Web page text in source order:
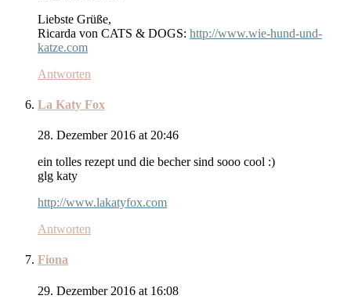
Liebste Grüße,
Ricarda von CATS & DOGS: http://www.wie-hund-und-
katze.com
Antworten
La Katy Fox
28. Dezember 2016 at 20:46
ein tolles rezept und die becher sind sooo cool :)
glg katy
http://www.lakatyfox.com
Antworten
Fiona
29. Dezember 2016 at 16:08